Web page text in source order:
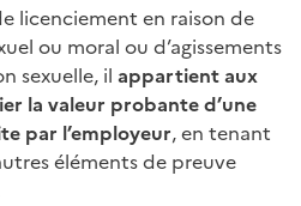
licenciement en raison de
ou moral ou d’agissements
sexuelle, il appartient aux
la valeur probante d’une
par l’employeur, en tenant
éléments de preuve